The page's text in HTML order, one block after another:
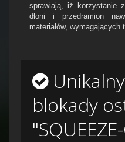
sprawiają, iż korzystanie
dłoni i przedramion
materiałów, wymagających
blokady